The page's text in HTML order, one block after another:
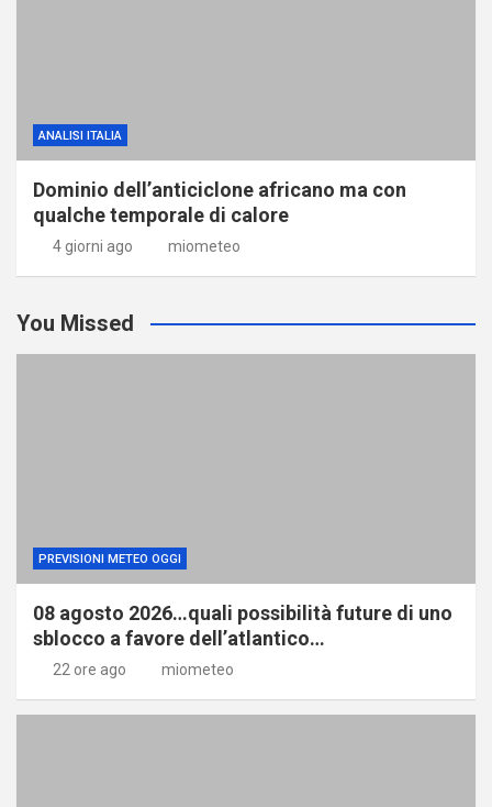
ANALISI ITALIA
Dominio dell’anticiclone africano ma con
qualche temporale di calore
4 giorni ago miometeo
You Missed
PREVISIONI METEO OGGI
08 agosto 2026…quali possibilità future di uno
sblocco a favore dell’atlantico…
22 ore ago miometeo